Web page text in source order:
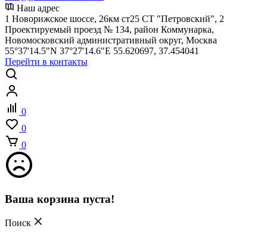
Наш адрес
1 Новорижское шоссе, 26км ст25 СТ "Петровский", 2
Проектируемый проезд № 134, район Коммунарка,
Новомосковский административный округ, Москва
55°37'14.5"N 37°27'14.6"E 55.620697, 37.454041
Перейти в контакты
0
0
0
Ваша корзина пуста!
Поиск